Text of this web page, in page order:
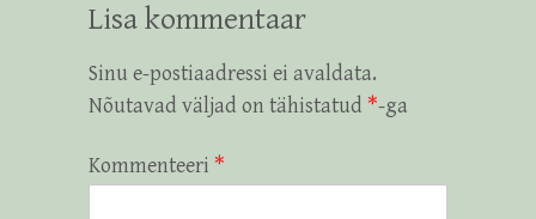
Lisa kommentaar
Sinu e-postiaadressi ei avaldata.
Nõutavad väljad on tähistatud *-ga
Kommenteeri *